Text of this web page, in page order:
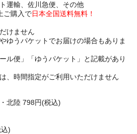
運輸、佐川急便、その他
ご購入で日本全国送料無料！
けません
ゆうパケットでお届けの場合もありま
ル便」「ゆうパケット」と記載があり
、時間指定がご利用いただけません
北陸 798円(税込)
)